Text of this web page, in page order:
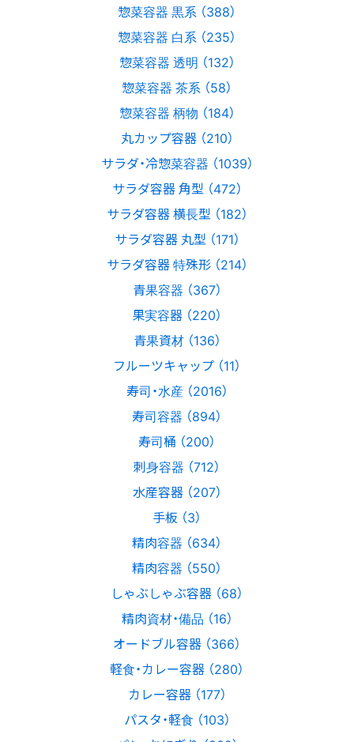
惣菜容器 黒系 （388）
惣菜容器 白系 （235）
惣菜容器 透明 （132）
惣菜容器 茶系 （58）
惣菜容器 柄物 （184）
丸カップ容器 （210）
サラダ・冷惣菜容器 （1039）
サラダ容器 角型 （472）
サラダ容器 横長型 （182）
サラダ容器 丸型 （171）
サラダ容器 特殊形 （214）
青果容器 （367）
果実容器 （220）
青果資材 （136）
フルーツキャップ （11）
寿司・水産 （2016）
寿司容器 （894）
寿司桶 （200）
刺身容器 （712）
水産容器 （207）
手板 （3）
精肉容器 （634）
精肉容器 （550）
しゃぶしゃぶ容器 （68）
精肉資材・備品 （16）
オードブル容器 （366）
軽食・カレー容器 （280）
カレー容器 （177）
パスタ・軽食 （103）